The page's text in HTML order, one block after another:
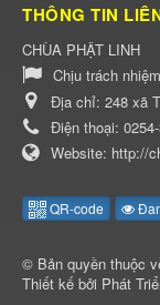
THÔNG TIN
CHÙA PHẬT LINH
Chịu trách
Địa chỉ: 248 xã
Điện thoại:
Website: http://
QR-code
© Bản quyền thuộc
Thiết kế bởi Phát